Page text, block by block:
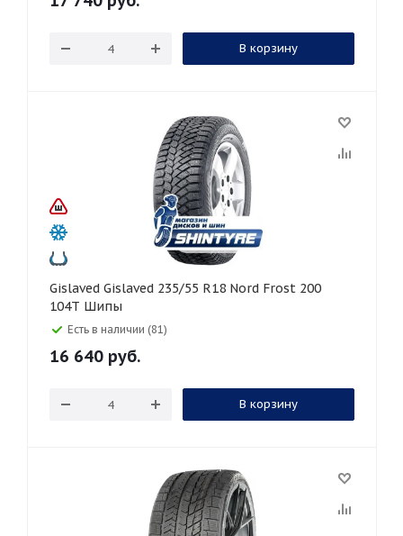
В корзину
Gislaved Gislaved 235/55 R18 Nord Frost 200
104T Шипы
Есть в наличии (81)
16 640 руб.
В корзину